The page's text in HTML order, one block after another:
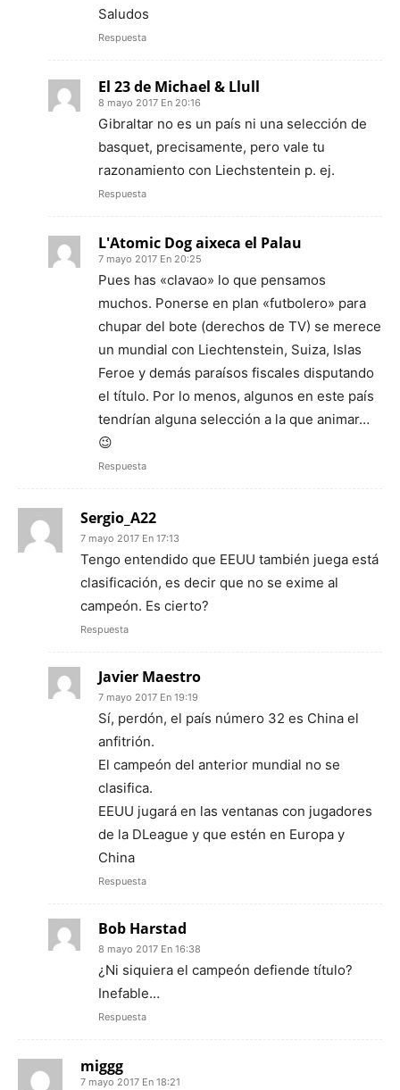
Saludos
Respuesta
El 23 de Michael & Llull
8 mayo 2017 En 20:16
Gibraltar no es un país ni una selección de
basquet, precisamente, pero vale tu
razonamiento con Liechstentein p. ej.
Respuesta
L'Atomic Dog aixeca el Palau
7 mayo 2017 En 20:25
Pues has «clavao» lo que pensamos
muchos. Ponerse en plan «futbolero» para
chupar del bote (derechos de TV) se merece
un mundial con Liechtenstein, Suiza, Islas
Feroe y demás paraísos fiscales disputando
el título. Por lo menos, algunos en este país
tendrían alguna selección a la que animar…
😉
Respuesta
Sergio_A22
7 mayo 2017 En 17:13
Tengo entendido que EEUU también juega está
clasificación, es decir que no se exime al
campeón. Es cierto?
Respuesta
Javier Maestro
7 mayo 2017 En 19:19
Sí, perdón, el país número 32 es China el
anfitrión.
El campeón del anterior mundial no se
clasifica.
EEUU jugará en las ventanas con jugadores
de la DLeague y que estén en Europa y
China
Respuesta
Bob Harstad
8 mayo 2017 En 16:38
¿Ni siquiera el campeón defiende título?
Inefable…
Respuesta
miggg
7 mayo 2017 En 18:21